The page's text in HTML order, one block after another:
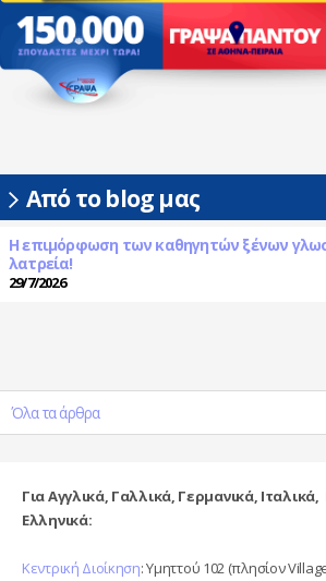
Από το blog μας
Η επιμόρφωση των καθηγητών ξένων
λατρεία!
29/7/2026
Όλα τα άρθρα
Για Αγγλικά, Γαλλικά, Γερμανικά,
Ελληνικά:
Κεντρική Διοίκηση: Υμηττού 102 (πλησίον